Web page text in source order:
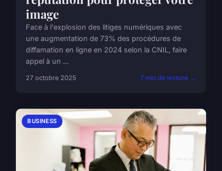
image
Face à l'explosion des litiges numériques avec
une augmentation de 73% des procédures de
diffamation en ligne en 2024 selon la CNIL, faire
appel à un ...
27 octobre 2025 7 min de lecture →
BUSINESS